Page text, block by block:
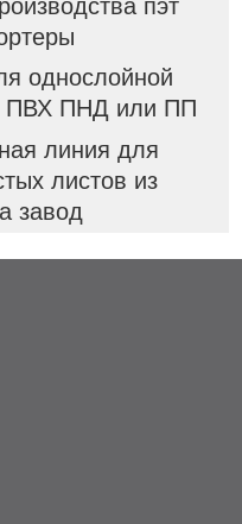
пэт
однослойной
ПВХ ПНД или ПП
линия для
листов из
завод